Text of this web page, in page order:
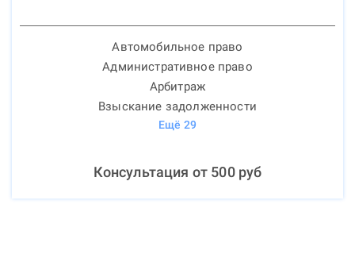
Автомобильное право
Административное право
Арбитраж
Взыскание задолженности
Ещё 29
Консультация от 500руб